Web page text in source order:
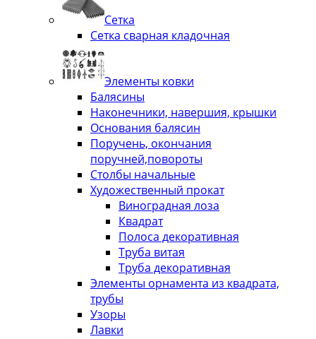
Сетка
Сетка сварная кладочная
Элементы ковки
Балясины
Наконечники, навершия, крышки
Основания балясин
Поручень, окончания
поручней,повороты
Столбы начальные
Художественный прокат
Виноградная лоза
Квадрат
Полоса декоративная
Труба витая
Труба декоративная
Элементы орнамента из квадрата,
трубы
Узоры
Лавки